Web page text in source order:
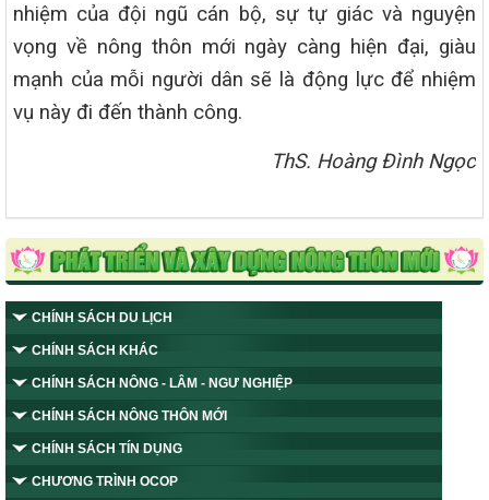
nhiệm của đội ngũ cán bộ, sự tự giác và nguyện
vọng về nông thôn mới ngày càng hiện đại, giàu
mạnh của mỗi người dân sẽ là động lực để nhiệm
vụ này đi đến thành công.
ThS. Hoàng Đình Ngọc
CHÍNH SÁCH DU LỊCH
CHÍNH SÁCH KHÁC
CHÍNH SÁCH NÔNG - LÂM - NGƯ NGHIỆP
CHÍNH SÁCH NÔNG THÔN MỚI
CHÍNH SÁCH TÍN DỤNG
CHƯƠNG TRÌNH OCOP